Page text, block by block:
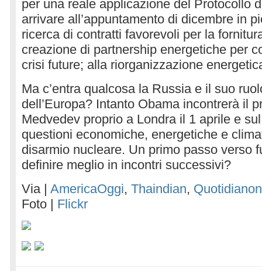
per una reale applicazione del Protocollo
arrivare all’appuntamento di dicembre in
ricerca di contratti favorevoli per la
creazione di partnership energetiche per
crisi future; alla riorganizzazione
Ma c’entra qualcosa la Russia e il suo
dell’Europa? Intanto Obama incontrerà il
Medvedev proprio a Londra il 1 aprile e
questioni economiche, energetiche e
disarmio nucleare. Un primo passo verso
definire meglio in incontri successivi?
Via | AmericaOggi, Thaindian,
Foto | Flickr